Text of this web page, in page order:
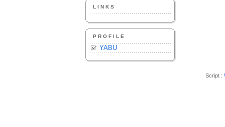
LINKS
PROFILE
YABU
Script :